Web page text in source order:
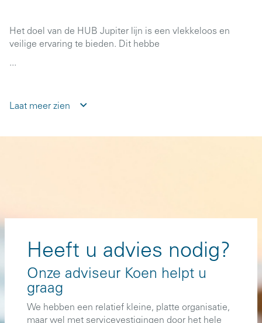
Het doel van de HUB Jupiter lijn is een vlekkeloos en
veilige ervaring te bieden. Dit hebbe
...
Laat meer zien
Heeft u advies nodig?
Onze adviseur Koen helpt u
graag
We hebben een relatief kleine, platte organisatie,
maar wel met servicevestigingen door het hele